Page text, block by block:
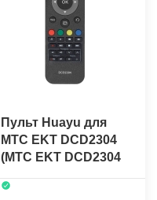
Пульт Huayu для
МТС EKT DCD2304
(МТС EKT DCD2304